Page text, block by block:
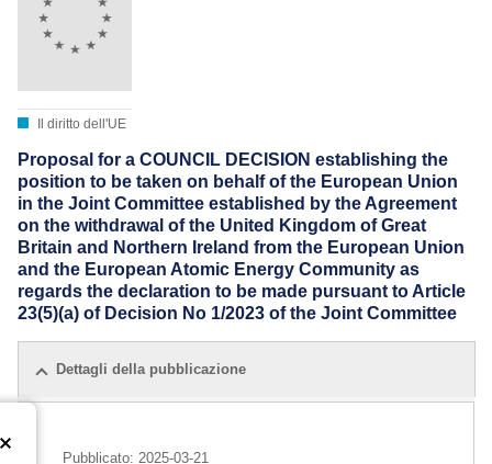
Il diritto dell'UE
Proposal for a COUNCIL DECISION establishing the
position to be taken on behalf of the European Union
in the Joint Committee established by the Agreement
on the withdrawal of the United Kingdom of Great
Britain and Northern Ireland from the European Union
and the European Atomic Energy Community as
regards the declaration to be made pursuant to Article
23(5)(a) of Decision No 1/2023 of the Joint Committee
Dettagli della pubblicazione
Pubblicato: 2025-03-21